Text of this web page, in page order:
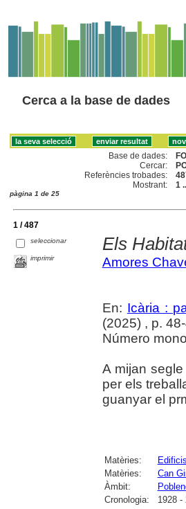
Cerca a la base de dades
Base de dades:
Cercar:
Referències trobades:
Mostrant:
1
pàgina 1 de 25
1 / 487
seleccionar
imprimir
Els
Amores
En: Icària :
(2025) , p.
Número
A mijan
per els
guanyar el
Matèries: Edificis
Matèries:
Can
Àmbit:
Cronologia:
1928 -